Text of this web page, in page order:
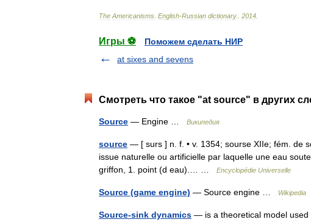
The Americanisms English-Russian dictionary. 2014
Игры ⚽
Поможем сделать НИР
at sixes and sevens
Смотреть что такое "at source" в других
Source — Engine … Википедия
source — [ surs ] n. f. • v. 1354; sourse XIIe; fém. de
issue naturelle ou artificielle par laquelle une eau
griffon, 1. point (d eau).… …
Encyclopédie Universelle
Source (game engine) — Source engine … Wikipedia
Source-sink dynamics — is a theoretical model used